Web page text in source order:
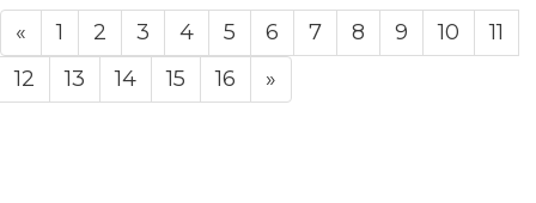
« 1 2 3 4 5 6 7 8 9 10
11
12
13 14 15 16 »